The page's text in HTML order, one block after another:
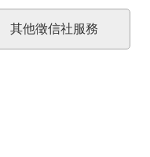
其他徵信社服務